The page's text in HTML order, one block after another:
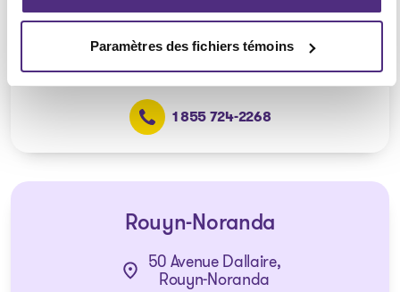
Paramètres des fichiers témoins
1000, rue Germain,
Val-d'Or
1 855 724-2268
Rouyn-Noranda
50 Avenue Dallaire,
Rouyn-Noranda